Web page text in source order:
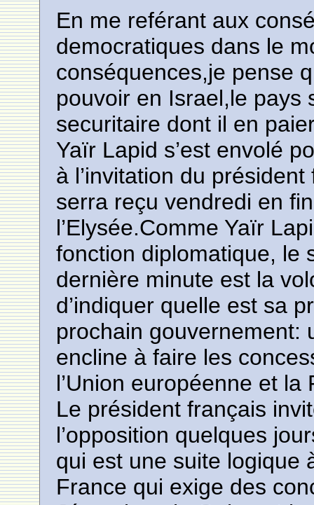
En me reférant aux
democratiques dans le
conséquences,je pense
pouvoir en Israel,le pays
securitaire dont il en
Yaïr Lapid s’est envolé
à l’invitation du
serra reçu vendredi en
l’Elysée.Comme Yaïr
fonction diplomatique, le
dernière minute est la
d’indiquer quelle est sa
prochain gouvernement:
encline à faire les
l’Union européenne et
Le président français
l’opposition quelques
qui est une suite logique
France qui exige des